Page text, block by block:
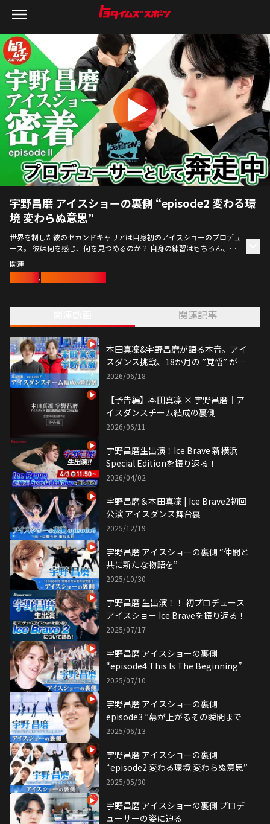
宇野昌磨 アイスショーの裏側 “episode2 変わる環
境 変わらぬ意思”
世界を制した彼のセカンドキャリアは自身初のアイスショーのプロデュ
ース。 彼は何を感じ、何を見つめるのか？ 自身の練習はもちろん、演
技指導や演出の打ち合わせにも真摯に向き合う日々。 プロデューサ
ー・宇野昌磨として「Ice Brave」の成功を目指し、奔走する舞台裏に密
着！
関連
,
関連記事
本田真凜&宇野昌磨が語る本音。アイ
スダンス挑戦、18か月の ”覚悟” が形
になるまで
2026/06/18
【予告編】本⽥真凜 × 宇野昌磨｜ア
イスダンスチーム結成の裏側
2026/06/11
宇野昌磨生出演！Ice Brave 新横浜
Special Editionを振り返る！
2026/04/02
宇野昌磨＆本田真凜 | Ice Brave2初回
公演 アイスダンス舞台裏
2025/12/19
宇野昌磨 アイスショーの裏側 “仲間と
共に新たな物語を”
2025/10/30
宇野昌磨 生出演！！ 初プロデュース
アイスショー Ice Braveを振り返る！
2025/07/17
宇野昌磨 アイスショーの裏側
“episode4 This Is The Beginning”
2025/07/10
宇野昌磨 アイスショーの裏側
episode3 ”幕が上がるその瞬間まで
2025/06/13
宇野昌磨 アイスショーの裏側
“episode2 変わる環境 変わらぬ意思”
2025/05/30
宇野昌磨 アイスショーの裏側 プロデ
ューサーの姿に迫る